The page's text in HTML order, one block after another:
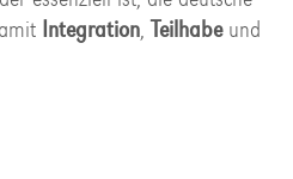
Integration,Teilhabeund